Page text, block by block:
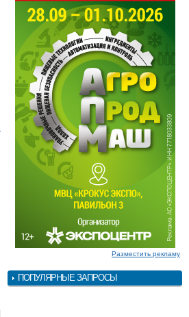
Разместить рекламу
ПОПУЛЯРНЫЕ ЗАПРОСЫ